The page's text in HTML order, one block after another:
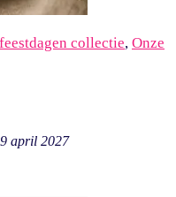
collectie, Onze
april 2027